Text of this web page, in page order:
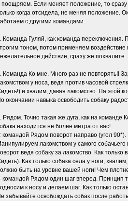
поощряем. Если меняет положение, то
когда отсидела, не меняя положение.
с другими командами.
Команда Гуляй, как команда
тоном, потом применяем воздействие
действие, сразу же
Команда Ко мне. Много раз не повторять!!
у носа, ведя против часовой
и хвалим, давая лакомство. На этой
окончании навыка освободить собаку
Рядом. Точно такая же дуга, как на команде
находится не более метра от вас!
командой Рядом поворот направо (угол 90*).
лакомством у самого
ведя собаку за лакомство. Как
Как только собака села у ноги,
быть на уровне вашей ноги! Чем
командой Рядом один шаг вперед. Принцип
к носу и делаем шаг. Как только
забывайте освобождать собак после